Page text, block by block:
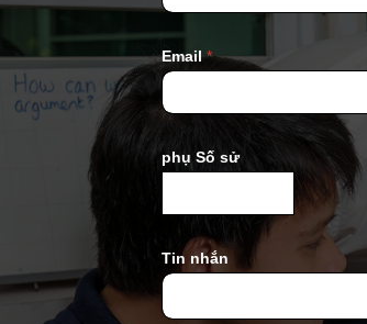
Email*
phụ Số sử
Tin nhắn